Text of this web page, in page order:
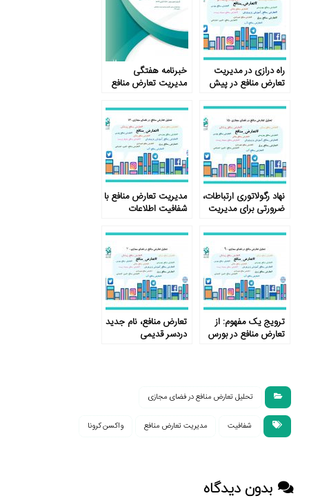
راه درازی در مدیریت
تعارض منافع در پیش
خبرنامه هفتگی
مدیریت تعارض منافع
نهاد رگولاتوری ارتباطات،
ضرورتی برای مدیریت
مدیریت تعارض منافع با
شفافیت اطلاعات
ترویج یک مفهوم: از
تعارض منافع در بورس
تعارض منافع، نام جدید
دردسر قدیمی
تحلیل تعارض منافع در فضای مجازی
شفافیت مدیریت تعارض منافع واکسن کرونا
بدون دیدگاه